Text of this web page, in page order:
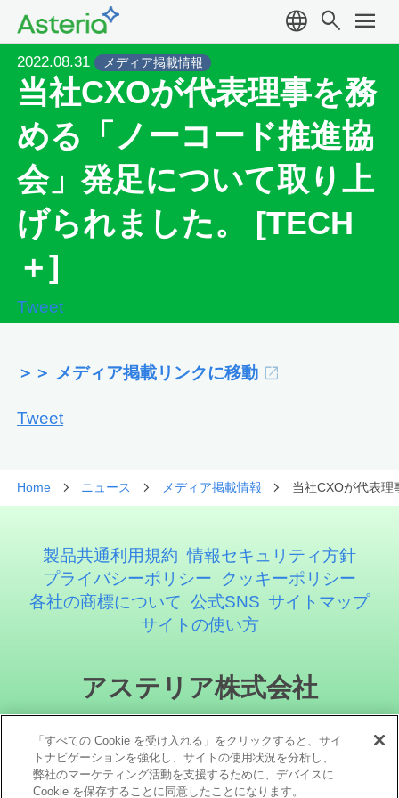
language search menu
2022.08.31 メディア掲載情報
当社CXOが代表理事を務
める「ノーコード推進協
会」発足について取り上
げられました。 [TECH
＋]
Tweet
＞＞ メディア掲載リンクに移動
Tweet
Home ニュース メディア掲載情報 当社CXOが代表
製品共通利用規約 情報セキュリティ方針
プライバシーポリシー
クッキーポリシー
各社の商標について 公式SNS サイトマップ
サイトの使い方
アステリア株式会社
「すべての Cookie を受け入れる」をクリックすると、サイ
トナビゲーションを強化し、サイトの使用状況を分析し、
弊社のマーケティング活動を支援するために、デバイスに
Cookie を保存することに同意したことになります。